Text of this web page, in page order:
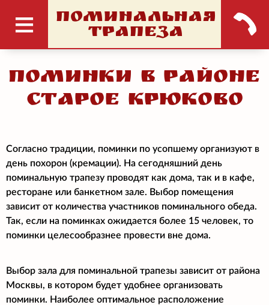
ПОМИНАЛЬНАЯ
ТРАПЕЗА
Поминки в районе
Старое Крюково
Согласно традиции, поминки по усопшему организуют в
день похорон (кремации). На сегодняшний день
поминальную трапезу проводят как дома, так и в кафе,
ресторане или банкетном зале. Выбор помещения
зависит от количества участников поминального обеда.
Так, если на поминках ожидается более 15 человек, то
поминки целесообразнее провести вне дома.
Выбор зала для поминальной трапезы зависит от района
Москвы, в котором будет удобнее организовать
поминки. Наиболее оптимальное расположение